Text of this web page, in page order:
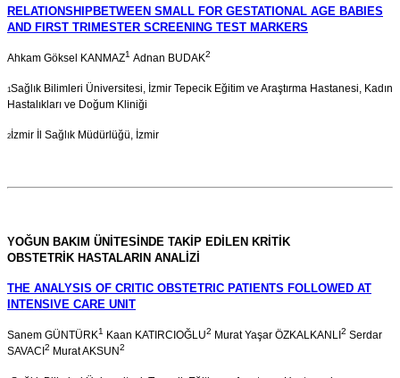
RELATIONSHIPBETWEEN SMALL FOR GESTATIONAL AGE BABIES
AND FIRST TRIMESTER SCREENING TEST MARKERS
Ahkam Göksel KANMAZ1 Adnan BUDAK2
1 Sağlık Bilimleri Üniversitesi, İzmir Tepecik Eğitim ve Araştırma Hastanesi, Kadın
Hastalıkları ve Doğum Kliniği
2İzmir İl Sağlık Müdürlüğü, İzmir
YOĞUN BAKIM ÜNİTESİNDE TAKİP EDİLEN KRİTİK
OBSTETRİK HASTALARIN ANALİZİ
THE ANALYSIS OF CRITIC OBSTETRIC PATIENTS FOLLOWED AT
INTENSIVE CARE UNIT
Sanem GÜNTÜRK1 Kaan KATIRCIOĞLU2 Murat Yaşar ÖZKALKANLI2 Serdar
SAVACI2 Murat AKSUN2